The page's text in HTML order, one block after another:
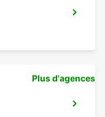
Plus d'agences